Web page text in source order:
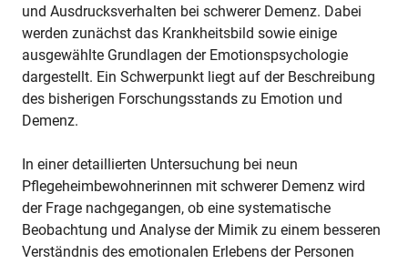
und Ausdrucksverhalten bei schwerer Demenz. Dabei
werden zunächst das Krankheitsbild sowie einige
ausgewählte Grundlagen der Emotionspsychologie
dargestellt. Ein Schwerpunkt liegt auf der Beschreibung
des bisherigen Forschungsstands zu Emotion und
Demenz.
In einer detaillierten Untersuchung bei neun
Pflegeheimbewohnerinnen mit schwerer Demenz wird
der Frage nachgegangen, ob eine systematische
Beobachtung und Analyse der Mimik zu einem besseren
Verständnis des emotionalen Erlebens der Personen